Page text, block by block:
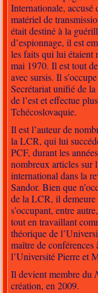
Internationale, accusé
matériel de
était destiné à la
d’espionnage, il est
les faits qui lui étaient
mai 1970. Il est tout
avec sursis. Il
Secrétariat unifié de
de l’est et effectue
Tchécoslovaquie.
Il est l’auteur de
la LCR, qui lui
PCF, durant les
nombreux articles sur
international dans la
Sandor. Bien que
de la LCR, il
s’occupant, entre
tout en travaillant
théorique de
maître de
l’Université Pierre et
Il devient membre du
création, en 2009.